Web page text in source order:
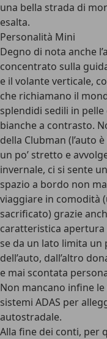
una bella strada di
esalta.
Personalità Mini
Degno di nota anche
concentrato sulla
e il volante verticale,
che richiamano il
splendidi sedili in
bianche a contrasto.
della Clubman (l’auto
un po’ stretto e
invernale, ci si sente
spazio a bordo non
viaggiare in comodità
sacrificato) grazie
caratteristica apertura
se da un lato limita un
dell’auto, dall’altro
e mai scontata
Non mancano infine
sistemi ADAS per
autostradale.
Alla fine dei conti, per